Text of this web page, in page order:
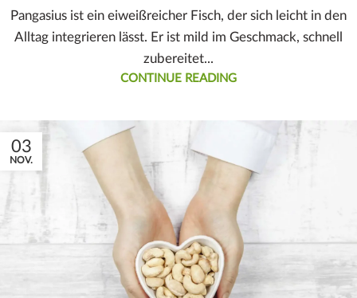
Pangasius ist ein eiweißreicher Fisch, der sich leicht in den
Alltag integrieren lässt. Er ist mild im Geschmack, schnell
zubereitet...
CONTINUE READING
03
NOV.